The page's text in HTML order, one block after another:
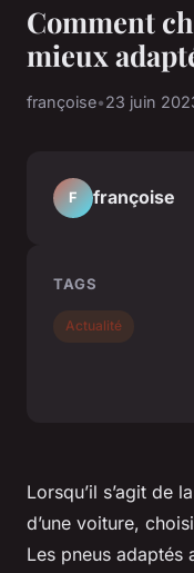
Comment
mieux
françoise•23 juin
Lorsqu’il s’agit de
d’une voiture,
Les pneus adaptés
F françoise
TAGS
Actualité